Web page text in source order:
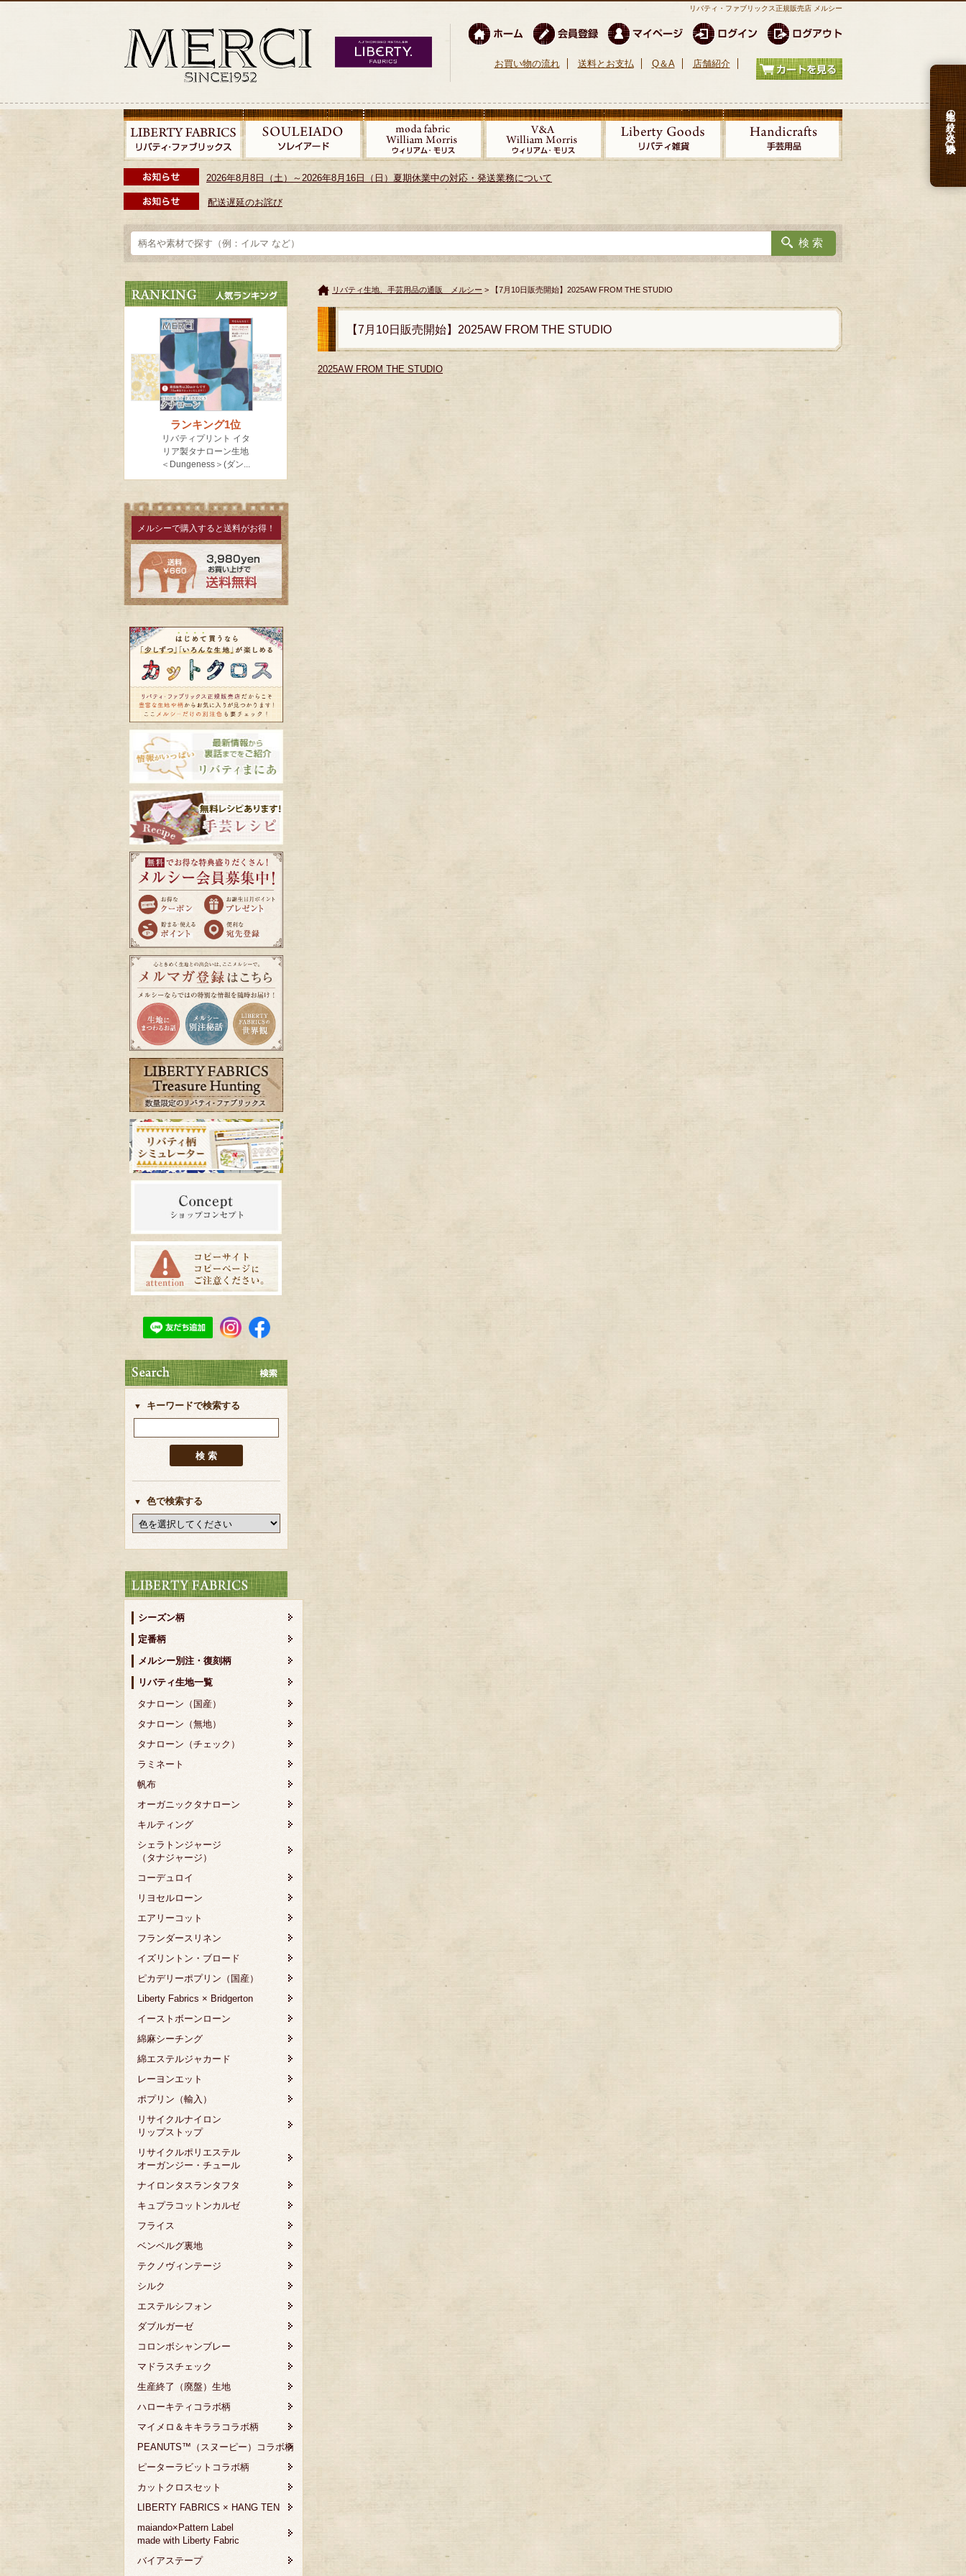
リバティ・ファブリックス正規販売店 メルシー
お買い物の流れ 送料とお支払 Q＆A 店舗紹介
2026年8月8日（土）～2026年8月16日（日）夏期休業中の対応・発送業務について
配送遅延のお詫び
生地の絞り込み検索
メルシーで購入すると送料がお得！
キーワードで検索する
色で検索する
シーズン柄
定番柄
メルシー別注・復刻柄
リバティ生地一覧
タナローン（国産）
タナローン（無地）
タナローン（チェック）
ラミネート
帆布
オーガニックタナローン
キルティング
シェラトンジャージ
（タナジャージ）
コーデュロイ
リヨセルローン
エアリーコット
フランダースリネン
イズリントン・ブロード
ピカデリーポプリン（国産）
Liberty Fabrics × Bridgerton
イーストボーンローン
綿麻シーチング
綿エステルジャカード
レーヨンエット
ポプリン（輸入）
リサイクルナイロン
リップストップ
リサイクルポリエステル
オーガンジー・チュール
ナイロンタスランタフタ
キュプラコットンカルゼ
フライス
ベンベルグ裏地
テクノヴィンテージ
シルク
エステルシフォン
ダブルガーゼ
コロンボシャンブレー
マドラスチェック
生産終了（廃盤）生地
ハローキティコラボ柄
マイメロ＆キキララコラボ柄
PEANUTS™（スヌーピー）コラボ柄
ピーターラビットコラボ柄
カットクロスセット
LIBERTY FABRICS × HANG TEN
maiando×Pattern Label
made with Liberty Fabric
バイアステープ
リバティ生地、手芸用品の通販 メルシー > 【7月10日販売開始】2025AW FROM THE STUDIO
【7月10日販売開始】2025AW FROM THE STUDIO
2025AW FROM THE STUDIO